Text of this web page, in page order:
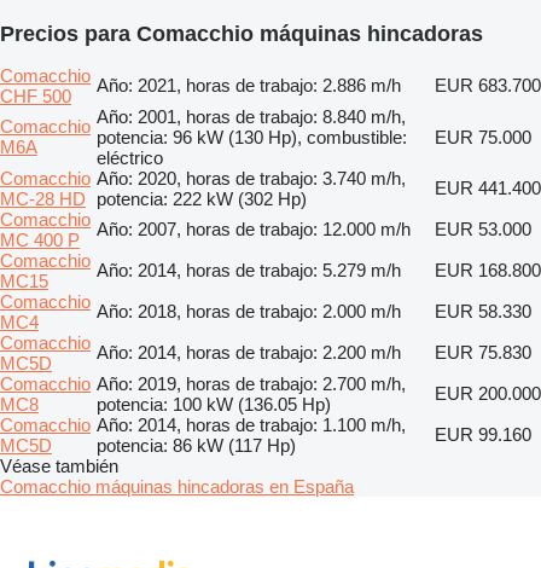
Precios para Comacchio máquinas hincadoras
Comacchio
CHF 500
Año: 2021, horas de trabajo: 2.886 m/h
EUR 683.700
Comacchio
M6A
Año: 2001, horas de trabajo: 8.840 m/h,
potencia: 96 kW (130 Hp), combustible:
eléctrico
EUR 75.000
Comacchio
MC-28 HD
Año: 2020, horas de trabajo: 3.740 m/h,
potencia: 222 kW (302 Hp)
EUR 441.400
Comacchio
MC 400 P
Año: 2007, horas de trabajo: 12.000 m/h
EUR 53.000
Comacchio
MC15
Año: 2014, horas de trabajo: 5.279 m/h
EUR 168.800
Comacchio
MC4
Año: 2018, horas de trabajo: 2.000 m/h
EUR 58.330
Comacchio
MC5D
Año: 2014, horas de trabajo: 2.200 m/h
EUR 75.830
Comacchio
MC8
Año: 2019, horas de trabajo: 2.700 m/h,
potencia: 100 kW (136.05 Hp)
EUR 200.000
Comacchio
MC5D
Año: 2014, horas de trabajo: 1.100 m/h,
potencia: 86 kW (117 Hp)
EUR 99.160
Véase también
Comacchio máquinas hincadoras en España